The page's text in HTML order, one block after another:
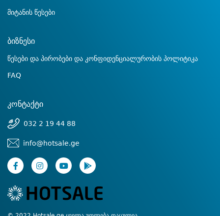
მიტანის წესები
ბიზნესი
წესები და პირობები და კონფიდენციალურობის პოლიტიკა
FAQ
კონტაქტი
032 2 19 44 88
info@hotsale.ge